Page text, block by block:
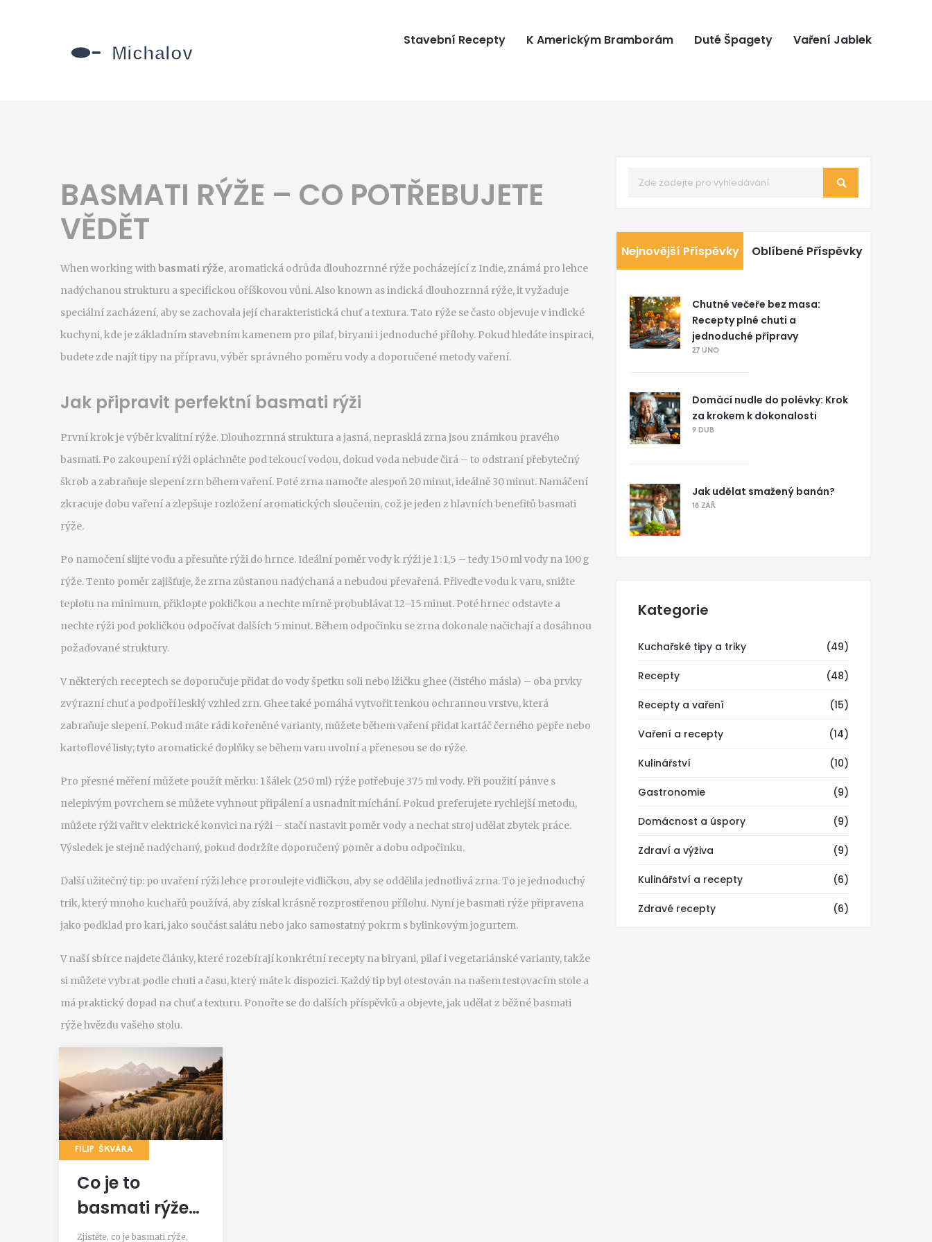
Stavební Recepty K Americkým Bramborám Duté Špagety Vaření Jablek
BASMATI RÝŽE – CO POTŘEBUJETE
VĚDĚT
When working withbasmati rýže, aromatická odrůda dlouhozrnné rýže pocházející z Indie, známá pro lehce
nadýchanou strukturu a specifickou oříškovou vůni. Also known asindická dlouhozrnná rýže, itvyžaduje
speciální zacházení, aby se zachovala její charakteristická chuť a textura.Tato rýže se často objevuje vindické
kuchyni,kde je základním stavebním kamenem pro pilaf, biryani i jednoduché přílohy. Pokud hledáte inspiraci,
budete zde najít tipy na přípravu, výběr správného poměru vody a doporučené metody vaření.
Jak připravit perfektní basmati rýži
První krok je výběr kvalitní rýže. Dlouhozrnná struktura a jasná, neprasklá zrna jsou známkou pravého
basmati. Po zakoupení rýži opláchněte pod tekoucí vodou, dokud voda nebude čirá – to odstraní přebytečný
škrob a zabraňuje slepení zrn během vaření. Poté zrna namočte alespoň 20 minut, ideálně 30 minut. Namáčení
zkracuje dobu vaření a zlepšuje rozložení aromatických sloučenin, což je jeden z hlavních benefitů basmati
rýže.
Po namočení slijte vodu a přesuňte rýži do hrnce. Ideální poměr vody k rýži je 1 : 1,5 – tedy 150 ml vody na 100 g
rýže. Tento poměr zajišťuje, že zrna zůstanou nadýchaná a nebudou převařená. Přiveďte vodu k varu, snižte
teplotu na minimum, přiklopte pokličkou a nechte mírně probublávat 12–15 minut. Poté hrnec odstavte a
nechte rýži pod pokličkou odpočívat dalších 5 minut. Během odpočinku se zrna dokonale načichají a dosáhnou
požadované struktury.
V některých receptech se doporučuje přidat do vody špetku soli nebo lžičku ghee (čistého másla) – oba prvky
zvýrazní chuť a podpoří lesklý vzhled zrn. Ghee také pomáhá vytvořit tenkou ochrannou vrstvu, která
zabraňuje slepení. Pokud máte rádi kořeněné varianty, můžete během vaření přidat kartáč černého pepře nebo
kartoflové listy; tyto aromatické doplňky se během varu uvolní a přenesou se do rýže.
Pro přesné měření můžete použít měrku: 1 šálek (250 ml) rýže potřebuje 375 ml vody. Při použití pánve s
nelepivým povrchem se můžete vyhnout připálení a usnadnit míchání. Pokud preferujete rychlejší metodu,
můžete rýži vařit v elektrické konvici na rýži – stačí nastavit poměr vody a nechat stroj udělat zbytek práce.
Výsledek je stejně nadýchaný, pokud dodržíte doporučený poměr a dobu odpočinku.
Další užitečný tip: po uvaření rýži lehce proroulejte vidličkou, aby se oddělila jednotlivá zrna. To je jednoduchý
trik, který mnoho kuchařů používá, aby získal krásně rozprostřenou přílohu. Nyní je basmati rýže připravena
jako podklad pro kari, jako součást salátu nebo jako samostatný pokrm s bylinkovým jogurtem.
V naší sbírce najdete články, které rozebírají konkrétní recepty na biryani, pilaf i vegetariánské varianty, takže
si můžete vybrat podle chuti a času, který máte k dispozici. Každý tip byl otestován na našem testovacím stole a
má praktický dopad na chuť a texturu. Ponořte se do dalších příspěvků a objevte, jak udělat z běžné basmati
rýže hvězdu vašeho stolu.
FILIP ŠKVÁRA
Co je to
basmati rýže?
Vše, co
Zjistěte, co je basmati rýže,
Nejnovější Příspěvky Oblíbené Příspěvky
Chutné večeře bez masa:
Recepty plné chuti a
jednoduché přípravy
27 ÚNO
Domácí nudle do polévky: Krok
za krokem k dokonalosti
9 DUB
Jak udělat smažený banán?
18 ZÁŘ
Kategorie
Kuchařské tipy a triky (49)
Recepty (48)
Recepty a vaření (15)
Vaření a recepty (14)
Kulinářství (10)
Gastronomie (9)
Domácnost a úspory (9)
Zdraví a výživa (9)
Kulinářství a recepty (6)
Zdravé recepty (6)